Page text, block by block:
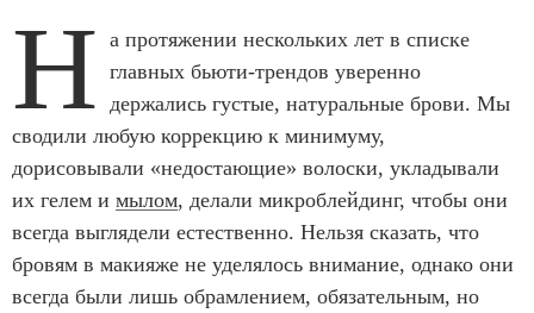
Н а протяжении нескольких лет в списке
главных бьюти-трендов уверенно
держались густые, натуральные брови. Мы
сводили любую коррекцию к минимуму,
дорисовывали «недостающие» волоски, укладывали
их гелем и мылом, делали микроблейдинг, чтобы они
всегда выглядели естественно. Нельзя сказать, что
бровям в макияже не уделялось внимание, однако они
всегда были лишь обрамлением, обязательным, но